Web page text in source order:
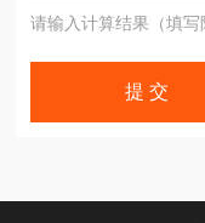
请输入计算结果（填